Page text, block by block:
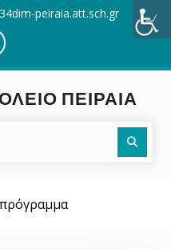
peiraia.att.sch.gr
ΠΕΙΡΑΙΆ